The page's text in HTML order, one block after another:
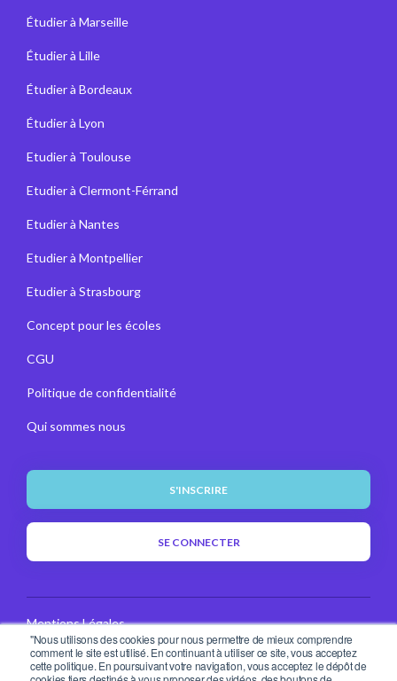
"Nous utilisons des cookies pour nous permettre de mieux comprendre
comment le site est utilisé. En continuant à utiliser ce site, vous acceptez
cette politique. En poursuivant votre navigation, vous acceptez le dépôt de
Étudier à Marseille
Étudier à Lille
Étudier à Bordeaux
Étudier à Lyon
Etudier à Toulouse
Etudier à Clermont-Férrand
Etudier à Nantes
Etudier à Montpellier
Etudier à Strasbourg
Concept pour les écoles
CGU
Politique de confidentialité
Qui sommes nous
S'INSCRIRE
SE CONNECTER
Mentions Légales
CGU